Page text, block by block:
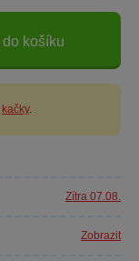
košíku
kačky.
Zítra 07.08.
Zobrazit